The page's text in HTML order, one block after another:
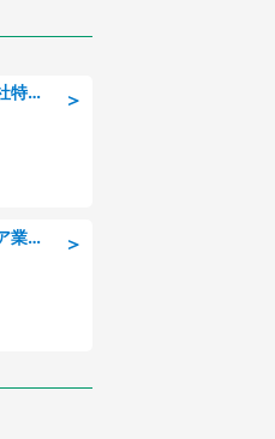
＞
2026年転職応援キャンペーン!入社特典58万円/デンソーで働こう!自動車工場で小型部品の検査業務 denso aichi
＞
8月開始/「土日祝休み」ヘルスケア業界の産業保健師/高時給/未経験OK/要資格:保健師、正看護師